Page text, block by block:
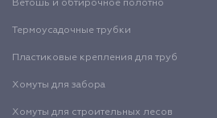
Ветошь и обтирочное полотно
Термоусадочные трубки
Пластиковые крепления для труб
Хомуты для забора
Хомуты для строительных лесов